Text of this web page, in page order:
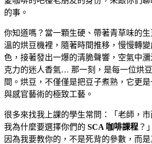
的事。
你知道嗎？當一顆生硬、帶著青草味的
溫的烘豆機裡，隨著時間推移，慢慢轉
色，接著發出一爆的清脆聲響，空氣中
克力的迷人香氣… 那一刻，是每一位烘
間。烘豆，不僅僅是把豆子煮熟，它更
與感官藝術的極致工藝。
很多來找我上課的學生常問：「老師，市
我為什麼要選擇你們的 SCA 咖啡課程 ？
因為我要教你的，不是死背的參數，而